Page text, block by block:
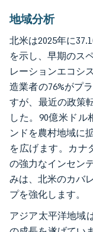
地域分析
北米は2025年に
を示し、早期のス
レーションエコシ
造業者の76%がプ
すが、最近の政策
した。90億米ドル
ンドを農村地域に
を広げます。カナ
の強力なインセン
みは、北米のカバ
プを強化します。
アジア太平洋地域